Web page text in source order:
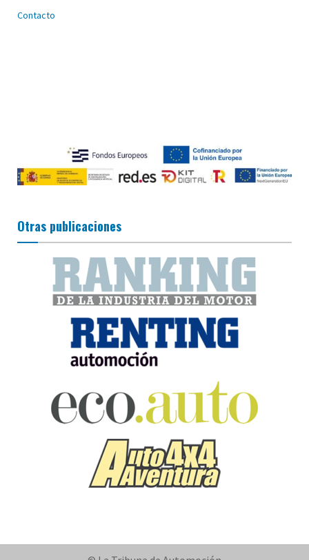
Contacto
Otras publicaciones